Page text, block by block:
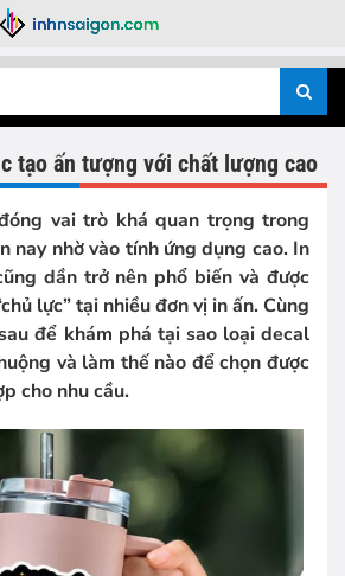
tạo ấn tượng với chất lượng cao
vai trò khá quan trọng trong
nay nhờ vào tính ứng dụng cao. In
dần trở nên phổ biến và được
lực” tại nhiều đơn vị in ấn. Cùng
để khám phá tại sao loại decal
và làm thế nào để chọn được
cho nhu cầu.